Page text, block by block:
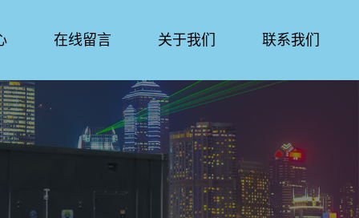
在线留言 关于我们 联系我们